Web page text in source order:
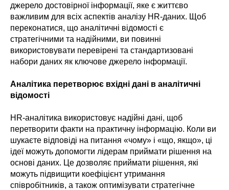
джерело достовірної інформації, яке є життєво
важливим для всіх аспектів аналізу HR-даних. Щоб
переконатися, що аналітичні відомості є
стратегічними та надійними, ви повинні
використовувати перевірені та стандартизовані
набори даних як ключове джерело інформації.
Аналітика перетворює вхідні дані в аналітичні
відомості
HR-аналітика використовує надійні дані, щоб
перетворити факти на практичну інформацію. Коли ви
шукаєте відповіді на питання «чому» і «що, якщо», ці
ідеї можуть допомогти лідерам приймати рішення на
основі даних. Це дозволяє приймати рішення, які
можуть підвищити коефіцієнт утримання
співробітників, а також оптимізувати стратегічне